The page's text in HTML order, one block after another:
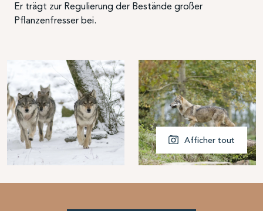
Er trägt zur Regulierung der Bestände großer
Pflanzenfresser bei.
Afficher tout